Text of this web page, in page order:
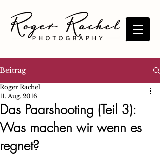
Beitrag
Das Paarshooting (Teil 3):
Was machen wir wenn es
regnet?
Roger Rachel
11. Aug. 2016